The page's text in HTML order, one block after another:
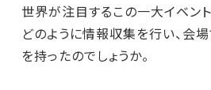
世界が注目するこの一大イベン
どのように情報収集を行い、会
を持ったのでしょうか。